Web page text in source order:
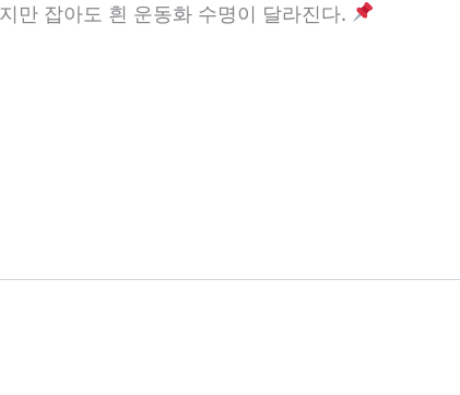
만 잡아도 흰 운동화 수명이 달라진다.